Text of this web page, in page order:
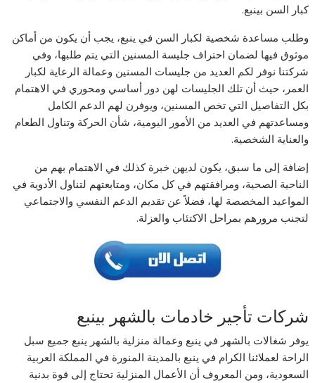
كبار السن بينبع.
وطلب مساعدة شخصية لكبار السن في ينبع، يجب أن يكون من أماكن
موثوق فيها لضمان احتراف جليسة المسنين التي يتم طلبها، وفي
شركتنا نوفر لكم العديد من جليسات المسنين وعمالة الرعاية لكبار
العمر، حيث أن تلك الجليسات لهن دور أساسي ومحوري في الاهتمام
بكل التفاصيل التي تخص المسنين، ويوفرن لهم الدعم الكامل
ومساعدتهم في العديد من الأمور اليومية، شأن الحركة وتناول الطعام
والعناية الشخصية.
إضافة إلى ما سبق، يكون لديهن خبرة كذلك في الاهتمام بهم من
الناحية الصحية، ومرافقتهم في كل مكان، ومتابعتهم لتناول الأدوية في
المواعيد المخصصة لها، فضلاً عن تقديم الدعم النفسي والاجتماعي
لتجنب مرورهم بمراحل الاكتئاب والعزلة.
شركات تأجير خادمات بالشهر بينبع
يوفر شغالات بالشهر في ينبع وعمالة منزلية بالشهر ينبع جميع سبل
الراحة لعملائنا الكرام في ينبع بالمدينة المنورة في المملكة العربية
السعودية، ومن المعروف أن الأعمال المنزلية تحتاج إلى قوة بدنية